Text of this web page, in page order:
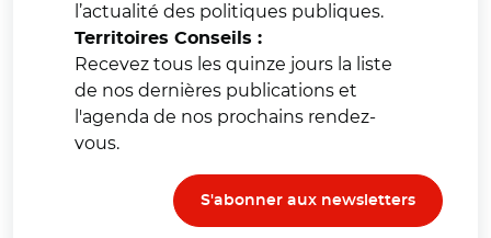
l’actualité des politiques publiques.
Territoires Conseils :
Recevez tous les quinze jours la liste
de nos dernières publications et
l'agenda de nos prochains rendez-
vous.
S'abonner aux newsletters